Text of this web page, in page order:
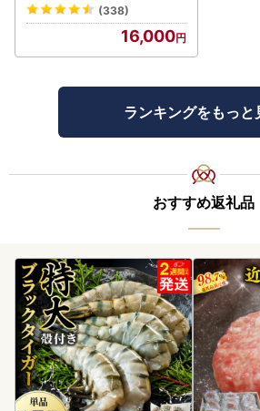
(338)
16,000
ランキングをもっと
おすすめ返礼品